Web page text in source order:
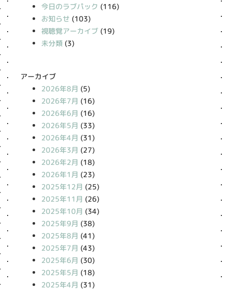
今日のラブパック (116)
お知らせ (103)
視聴覚アーカイブ (19)
未分類 (3)
アーカイブ
2026年8月 (5)
2026年7月 (16)
2026年6月 (16)
2026年5月 (33)
2026年4月 (31)
2026年3月 (27)
2026年2月 (18)
2026年1月 (23)
2025年12月 (25)
2025年11月 (26)
2025年10月 (34)
2025年9月 (38)
2025年8月 (41)
2025年7月 (43)
2025年6月 (30)
2025年5月 (18)
2025年4月 (31)